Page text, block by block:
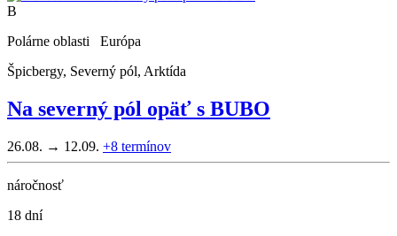
B
Polárne oblasti Európa
Špicbergy, Severný pól, Arktída
Na severný pól opäť s BUBO
26.08. → 12.09. +8 termínov
náročnosť
18 dní